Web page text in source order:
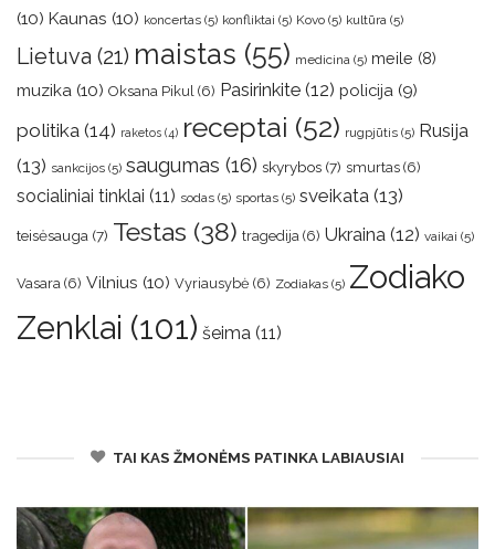
(10) Kaunas (10) koncertas (5) konfliktai (5) Kovo (5) kultūra (5)
Lietuva (21) maistas (55) medicina (5) meile (8)
muzika (10) Oksana Pikul (6) Pasirinkite (12) policija (9)
politika (14) raketos (4) receptai (52) rugpjūtis (5) Rusija
(13) sankcijos (5) saugumas (16) skyrybos (7) smurtas (6)
socialiniai tinklai (11) sodas (5) sportas (5) sveikata (13)
teisėsauga (7) Testas (38) tragedija (6) Ukraina (12) vaikai (5)
Vasara (6) Vilnius (10) Vyriausybė (6) Zodiakas (5) Zodiako
Zenklai (101) šeima (11)
TAI KAS ŽMONĖMS PATINKA LABIAUSIAI